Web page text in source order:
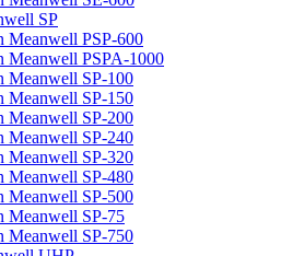
SP
Meanwell PSP-600
Meanwell PSPA-1000
Meanwell SP-100
Meanwell SP-150
Meanwell SP-200
Meanwell SP-240
Meanwell SP-320
Meanwell SP-480
Meanwell SP-500
Meanwell SP-75
Meanwell SP-750